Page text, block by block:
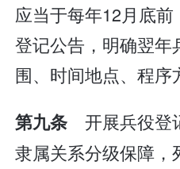
应当于每年12月底
登记公告，明确翌年
围、时间地点、程序
第九条开展兵役登
隶属关系分级保障，